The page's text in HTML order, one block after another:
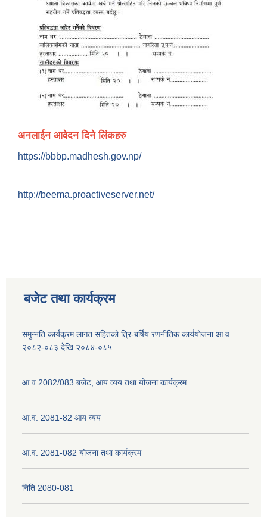
अनलाईन आवेदन दिने लिंकहरु
https://bbbp.madhesh.gov.np/
http://beema.proactiveserver.net/
बजेट तथा कार्यक्रम
समुन्नति कार्यक्रम लागत सहितको त्रि-बर्षिय रणनीतिक कार्ययोजना आ व
२०८२-०८३ देखि २०८४-०८५
आ व 2082/083 बजेट, आय व्यय तथा योजना कार्यक्रम
आ.व. 2081-82 आय व्यय
आ.व. 2081-082 योजना तथा कार्यक्रम
निति 2080-081